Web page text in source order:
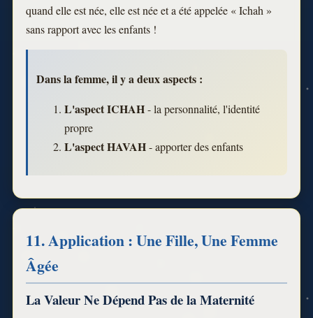
quand elle est née, elle est née et a été appelée « Ichah »
sans rapport avec les enfants !
Dans la femme, il y a deux aspects :
L'aspect ICHAH- la personnalité, l'identité
propre
L'aspect HAVAH- apporter des enfants
11. Application : Une Fille, Une Femme
Âgée
La Valeur Ne Dépend Pas de la Maternité